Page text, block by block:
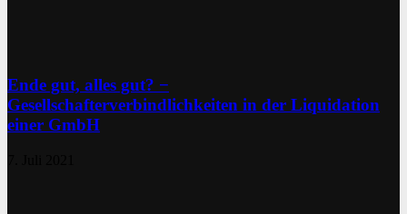
Ende gut, alles gut? −
Gesellschafterverbindlichkeiten in der Liquidation
einer GmbH